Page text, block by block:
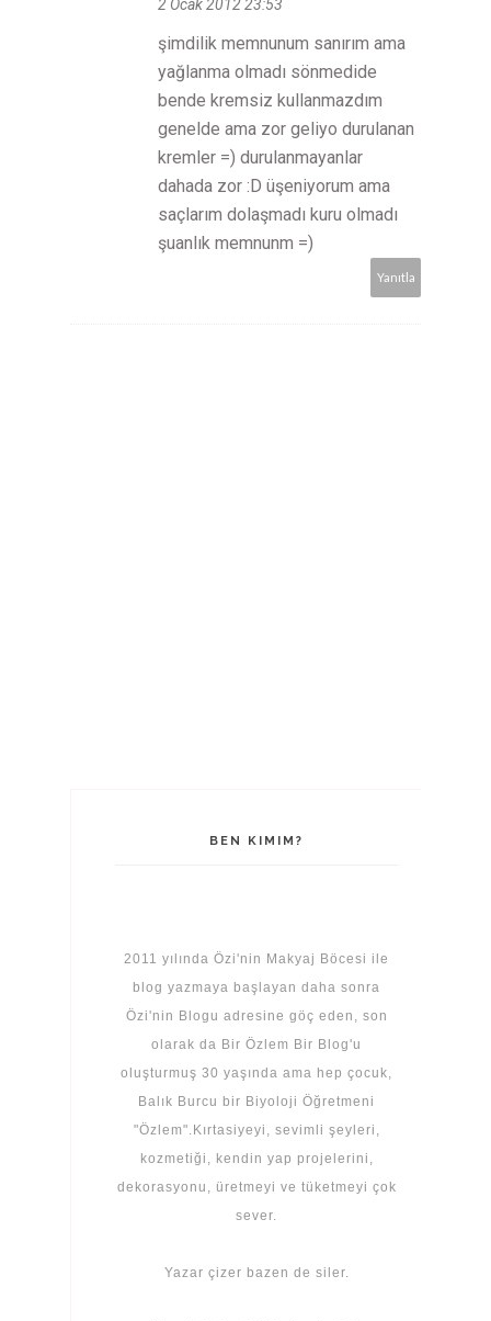
2 Ocak 2012 23:53
şimdilik memnunum sanırım ama
yağlanma olmadı sönmedide
bende kremsiz kullanmazdım
genelde ama zor geliyo durulanan
kremler =) durulanmayanlar
dahada zor :D üşeniyorum ama
saçlarım dolaşmadı kuru olmadı
şuanlık memnunm =)
Yanıtla
BEN KIMIM?
2011 yılında Özi'nin Makyaj Böcesi ile
blog yazmaya başlayan daha sonra
Özi'nin Blogu adresine göç eden, son
olarak da Bir Özlem Bir Blog'u
oluşturmuş 30 yaşında ama hep çocuk,
Balık Burcu bir Biyoloji Öğretmeni
"Özlem".Kırtasiyeyi, sevimli şeyleri,
kozmetiği, kendin yap projelerini,
dekorasyonu, üretmeyi ve tüketmeyi çok
sever.
Yazar çizer bazen de siler.